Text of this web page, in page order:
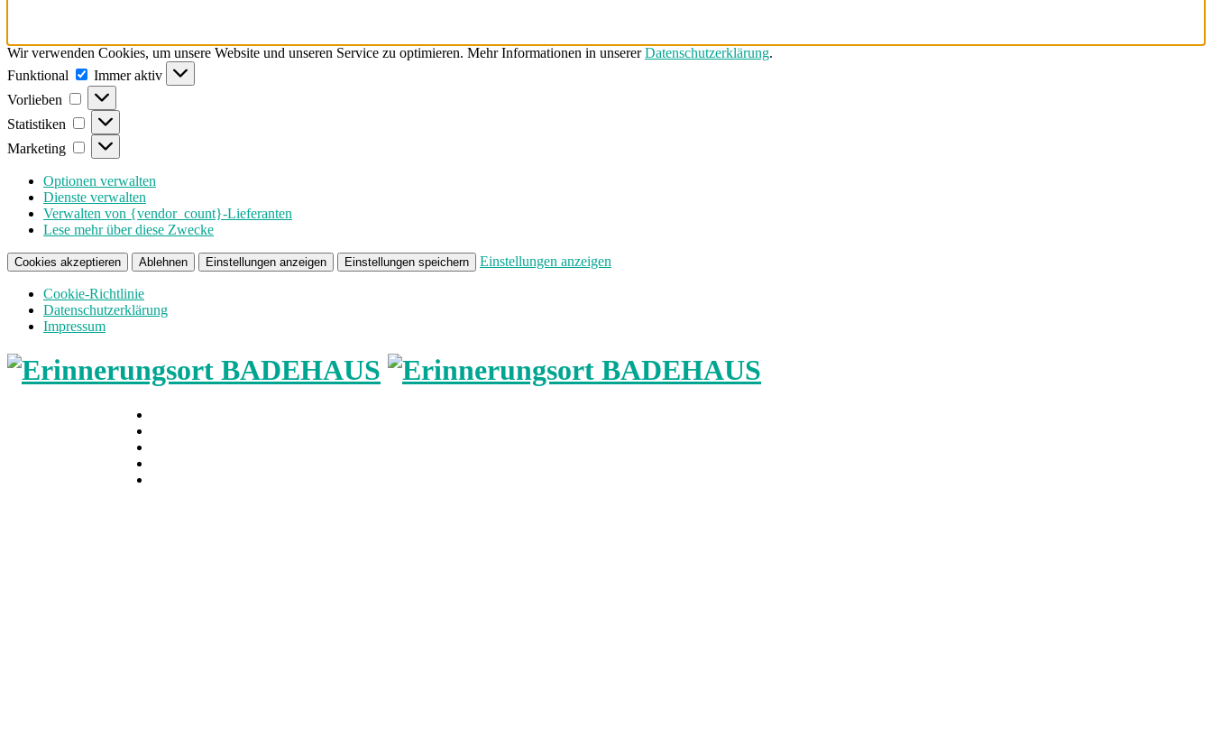
Wir verwenden Cookies, um unsere Website und unseren Service zu optimieren. Mehr Informationen in unsererDatenschutzerklärung.
Funktional
Funktional
Immer aktiv
Vorlieben
Vorlieben
Statistiken Statistiken
Marketing Marketing
Optionen verwalten
Dienste verwalten
Verwalten von {vendor_count}-Lieferanten
Lese mehr über diese Zwecke
Cookies akzeptieren Ablehnen Einstellungen anzeigen Einstellungen speichern Einstellungen anzeigen
Cookie-Richtlinie
Datenschutzerklärung
Impressum